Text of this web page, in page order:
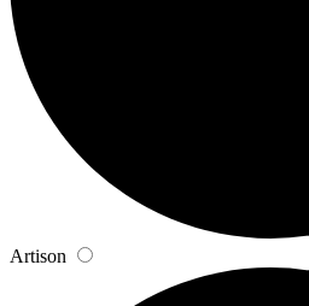
Artison